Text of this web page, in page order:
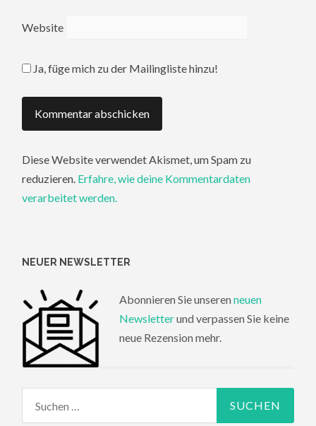
Website
Ja, füge mich zu der Mailingliste hinzu!
Diese Website verwendet Akismet, um Spam zu
reduzieren. Erfahre, wie deine Kommentardaten
verarbeitet werden.
NEUER NEWSLETTER
Abonnieren Sie unseren neuen
Newsletterund verpassen Sie keine
neue Rezension mehr.